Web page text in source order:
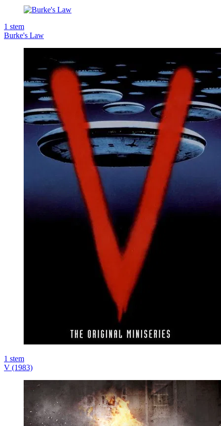
1 stem
Burke's Law
1 stem
V (1983)